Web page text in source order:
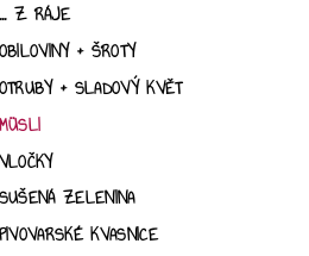
... Z RÁJE
OBILOVINY + ŠROTY
OTRUBY + SLADOVÝ KVĚT
MÜSLI
VLOČKY
SUŠENÁ ZELENINA
PIVOVARSKÉ KVASNICE